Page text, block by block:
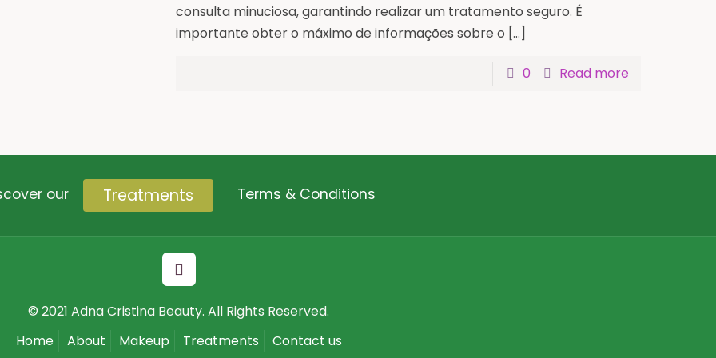
consulta minuciosa, garantindo realizar um tratamento seguro. É
importante obter o máximo de informações sobre o […]
0 Read more
our Treatments Terms & Conditions
© 2021 Adna Cristina Beauty. All Rights Reserved.
Home
About Makeup Treatments Contact us